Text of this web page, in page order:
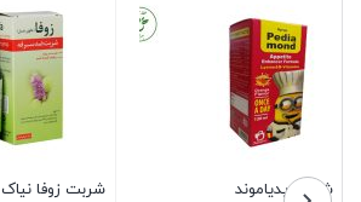
شربت پدیاموند شربت زوفا نیاک